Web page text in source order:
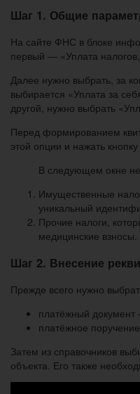
Шаг 1. Общие
На сайте ФНС в блоке
первый — «Уплата
Далее нужно выбрать, за
выбирается «Уплата за
другой, нужно выбрать
Перед формированием
этой опции и нажать
В следующем окне
Имущественные
уникальный
Прочие налоги,
медицинские
Шаг 2. Внесение
Прежде всего нужно
платёжный документ
платёжное
Затем из справочников
объекта. Его также